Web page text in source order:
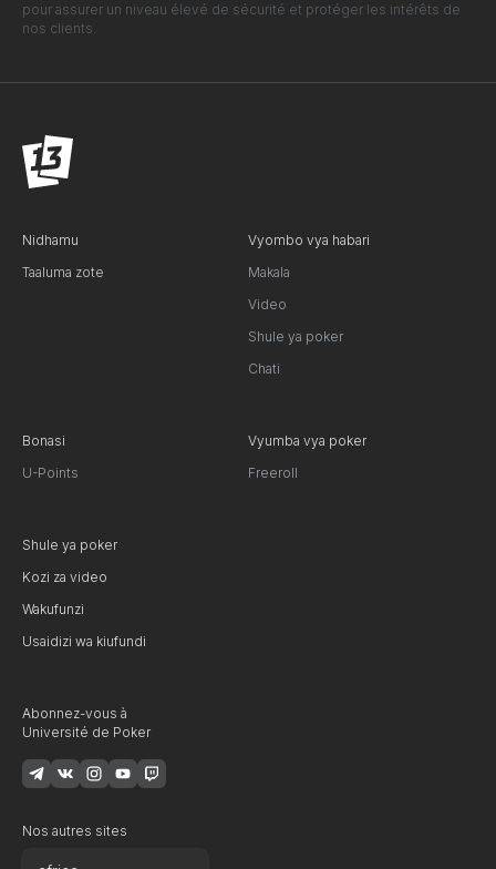
pour assurer un niveau élevé de sécurité et protéger les intérêts de
nos clients.
Nidhamu
Taaluma zote
Vyombo vya habari
Makala
Video
Shule ya poker
Chati
Bonasi
U-Points
Vyumba vya poker
Freeroll
Shule ya poker
Kozi za video
Wakufunzi
Usaidizi wa kiufundi
Abonnez-vous à
Université de Poker
Nos autres sites